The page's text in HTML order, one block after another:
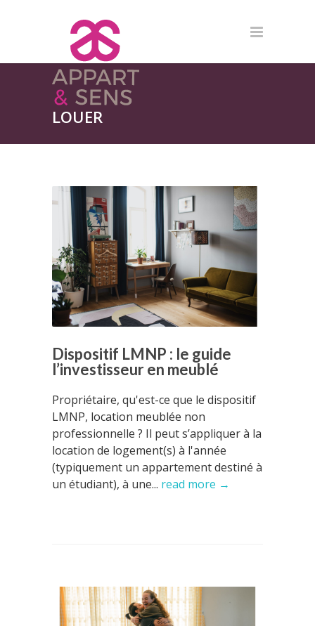
LOUER
Dispositif LMNP : le guide
l’investisseur en meublé
Propriétaire, qu'est-ce que le dispositif
LMNP, location meublée non
professionnelle ? Il peut s’appliquer à la
location de logement(s) à l'année
(typiquement un appartement destiné à
un étudiant), à une... read more →